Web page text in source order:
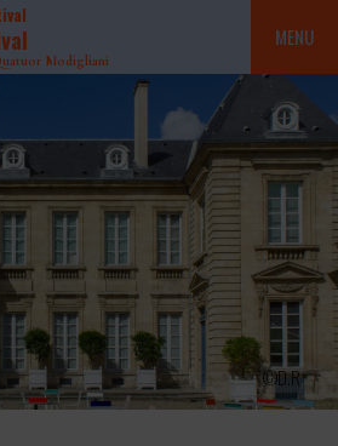
Modigliani
MENU
©D.R